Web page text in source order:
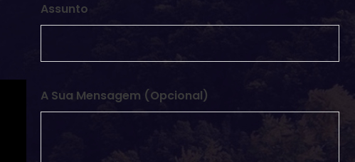
Assunto
A Sua Mensagem (opcional)